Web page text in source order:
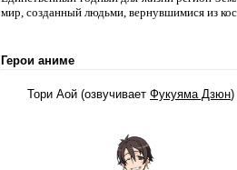
мир, созданный людьми, вернувшимися из
Герои аниме
Тори Аой (озвучивает Фукуяма Дзюн)